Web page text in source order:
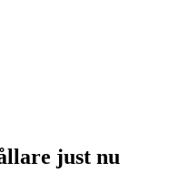
just nu